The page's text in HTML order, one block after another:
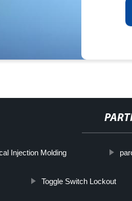
Injection Molding
Toggle Switch Lockout